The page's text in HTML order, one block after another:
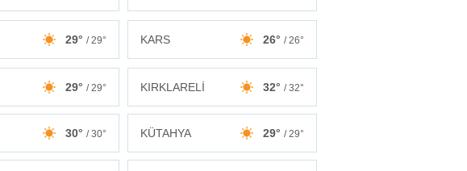
29° / 29° KARS 26° / 26°
29° / 29° KIRKLARELİ 32° / 32°
30° / 30° KÜTAHYA 29° / 29°